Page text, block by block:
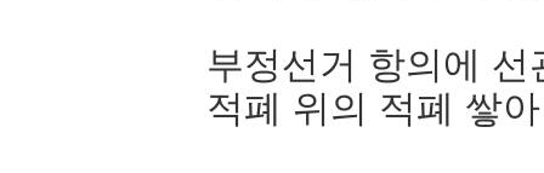
부정선거 항의에
적폐 위의 적폐 쌓아